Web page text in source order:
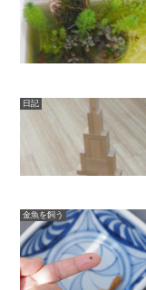
日記
金魚を飼う